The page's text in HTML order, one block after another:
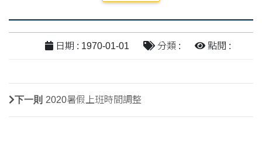
日期 : 1970-01-01 分類 : 點閱 :
下一則 2020暑假上班時間調整